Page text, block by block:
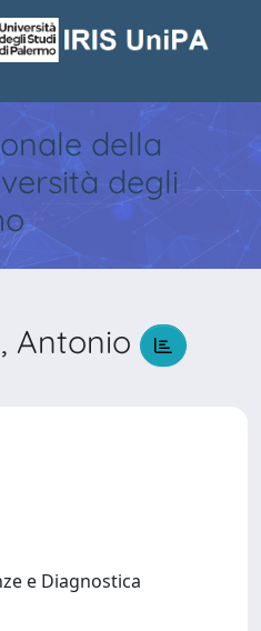
della
degli
Antonio
e Diagnostica